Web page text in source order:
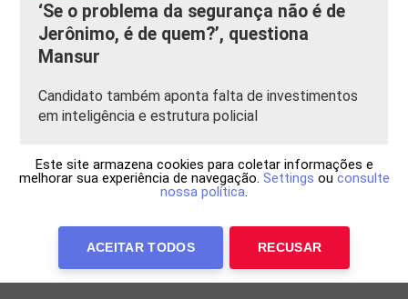
‘Se o problema da segurança não é de
Jerônimo, é de quem?’, questiona
Mansur
Candidato também aponta falta de investimentos
em inteligência e estrutura policial
Este site armazena cookies para coletar informações e
melhorar sua experiência de navegação. Settings ou consulte
nossa política.
ACEITAR TODOS RECUSAR